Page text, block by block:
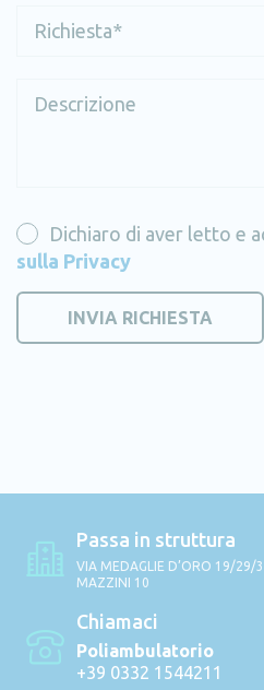
Dichiaro di aver letto e
sulla Privacy
Passa in struttura
VIA MEDAGLIE D’ORO 19/29/
MAZZINI 10
Chiamaci
Poliambulatorio
+39 0332 1544211